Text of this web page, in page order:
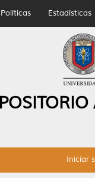
Políticas Estadísticas
Iniciar